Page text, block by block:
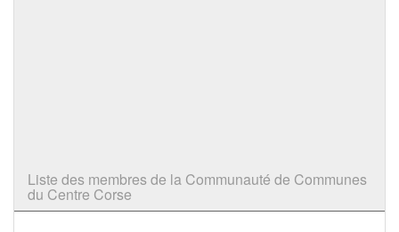
Liste des membres de la Communauté de Communes
du Centre Corse